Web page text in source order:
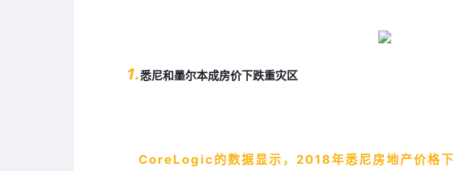
1.悉尼和墨尔本成房价下跌重灾区
CoreLogic的数据显示，2018年悉尼房地产价格